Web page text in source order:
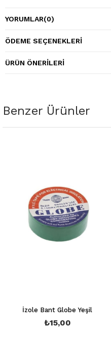
YORUMLAR(0)
ÖDEME SEÇENEKLERI
ÜRÜN ÖNERILERI
Benzer Ürünler
İzole Bant Globe Yeşil
₺15,00